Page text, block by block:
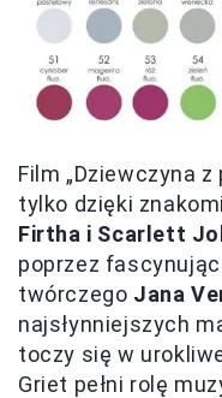
Film „Dziewczyna z
tylko dzięki
Firtha i Scarlett
poprzez
twórczego Jana
najsłynniejszych
toczy się w
Griet pełni rolę